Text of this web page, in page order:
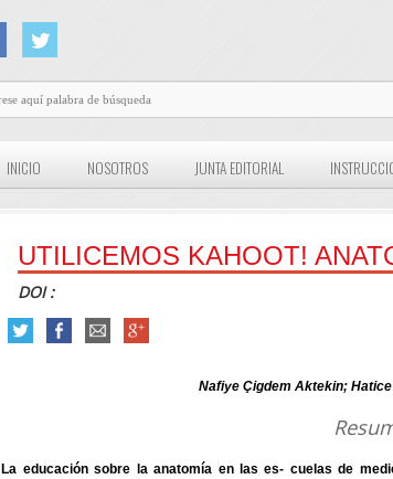
INICIO NOSOTROS JUNTA EDITORIAL
UTILICEMOS KAHOOT!
DOI :
Nafiye Çigdem Aktekin;
La educación sobre la anatomía en las es- cuelas de